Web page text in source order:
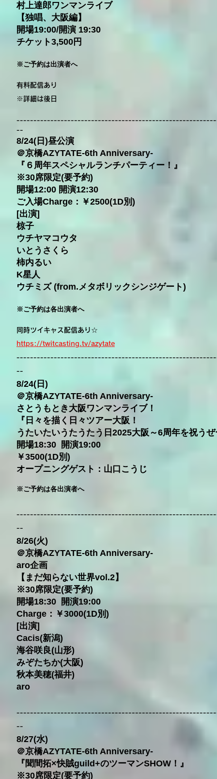
村上達郎ワンマンライブ
【独唱、大阪編】
開場19:00/開演 19:30
チケット3,500円
※ご予約は出演者へ
有料配信あり
※詳細は後日
--
8/24(日)昼公演
＠京橋AZYTATE-6th Anniversary-
『６周年スペシャルランチパーティー！』
※30席限定(要予約)
開場12:00 開演12:30
ご入場Charge：￥2500(1D別)
[出演]
椋子
ウチヤマコウタ
いとうさくら
柿内るい
K星人
ウチミズ (from.メタボリックシンジゲート)
※ご予約は各出演者へ
同時ツイキャス配信あり☆
https://twitcasting.tv/azytate
--
8/24(日)
＠京橋AZYTATE-6th Anniversary-
さとうもとき大阪ワンマンライブ！
『日々を描く日々ツアー大阪！
うたいたいうたうたう日2025大阪～6周年を祝う
開場18:30 開演19:00
￥3500(1D別)
オープニングゲスト：山口こうじ
※ご予約は各出演者へ
--
8/26(火)
＠京橋AZYTATE-6th Anniversary-
aro企画
【まだ知らない世界vol.2】
※30席限定(要予約)
開場18:30 開演19:00
Charge：￥3000(1D別)
[出演]
Cacis(新潟)
海谷咲良(山形)
みぞたちか(大阪)
秋本美穂(福井)
aro
--
8/27(水)
＠京橋AZYTATE-6th Anniversary-
『聞間拓×快賊guild+のツーマンSHOW！』
※30席限定(要予約)